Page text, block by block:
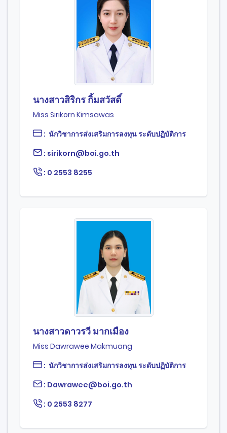
นางสาวสิริกร กิ้มสวัสดิ์
Miss Sirikorn Kimsawas
: นักวิชาการส่งเสริมการลงทุน ระดับปฏิบัติการ
: sirikorn@boi.go.th
: 0 2553 8255
นางสาวดาวรวี มากเมือง
Miss Dawrawee Makmuang
: นักวิชาการส่งเสริมการลงทุน ระดับปฏิบัติการ
: Dawrawee@boi.go.th
: 0 2553 8277